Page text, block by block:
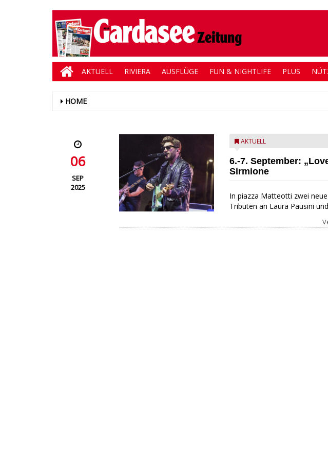
AKTUELL RIVIERA AUSFLÜGE FUN & NIGHTLIFE PLUS
HOME
06
SEP
2025
AKTUELL
6.-7. September:
Sirmione
In piazza Matteotti zwei
Tributen an Laura Pausini